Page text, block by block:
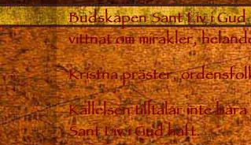
Budskapen Sant Liv i
vittnat om mirakler,
Kristna präster,
Kallelsen tilltalar inte
Sant Liv i Gud haft.